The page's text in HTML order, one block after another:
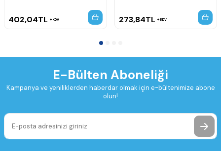
402,04TL KDV 273,84TL KDV
E-Bülten Aboneliği
Kampanya ve yeniliklerden haberdar olmak için e-bültenimize abone
olun!